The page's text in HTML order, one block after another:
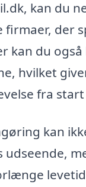
kan du
firmaer, der
kan du
hvilket
fra
kan